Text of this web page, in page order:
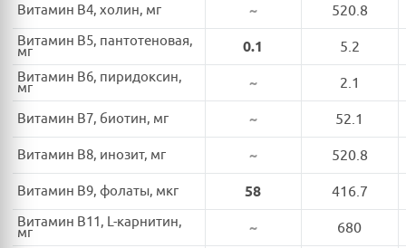
Витамин B4, холин, мг ~ 520.8
Витамин B5, пантотеновая,
мг 0.1 5.2
Витамин B6, пиридоксин,
мг ~ 2.1
Витамин B7, биотин, мг ~ 52.1
Витамин B8, инозит, мг ~ 520.8
Витамин B9, фолаты, мкг 58 416.7
Витамин B11, L-карнитин,
мг ~ 680